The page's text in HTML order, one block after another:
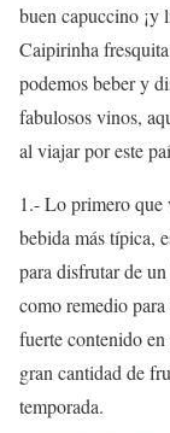
buen capuccino ¡y
Caipirinha
podemos beber y
fabulosos vinos,
al viajar por este
1.- Lo primero que
bebida más típica,
para disfrutar de
como remedio
fuerte contenido
gran cantidad de
temporada.